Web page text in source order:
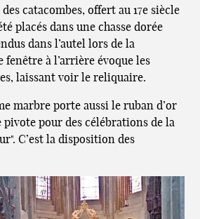
catacombes, offert au 17e siècle
placés dans une chasse dorée
dans l’autel lors de la
fenêtre à l’arrière évoque les
laissant voir le reliquaire.
marbre porte aussi le ruban d’or
pivote pour des célébrations de la
C’est la disposition des